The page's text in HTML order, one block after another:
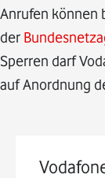
Anrufen können
der
Sperren darf
auf Anordnung